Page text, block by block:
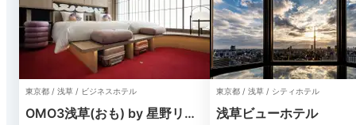
東京都 / 浅草 / ビジネスホテル
OMO3浅草(おも) by 星野リゾ
東京都 / 浅草 / シティホテル
浅草ビューホテル